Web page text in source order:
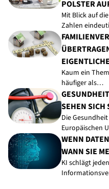
POLSTER
Mit Blick auf
Zahlen
Kaum ein
häufiger als…
SEHEN SICH
Die
Europäischen
WENN
WANN SIE
KI schlägt